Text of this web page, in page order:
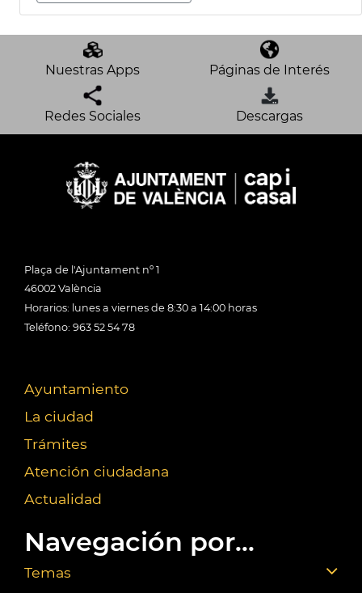
Nuestras Apps Páginas de Interés
Redes Sociales Descargas
Plaça de l'Ajuntament nº 1
46002 València
Horarios: lunes a viernes de 8:30 a 14:00 horas
Teléfono: 963 52 54 78
Ayuntamiento
La ciudad
Trámites
Atención ciudadana
Actualidad
Navegación por...
Temas